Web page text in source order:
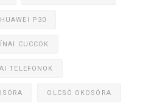
HUAWEI P30
CUCCOK
TELEFONOK
OLCSÓ OKOSÓRA